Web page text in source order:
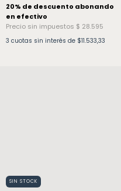
3 cuotas sin interés de $11.533,33
SIN STOCK